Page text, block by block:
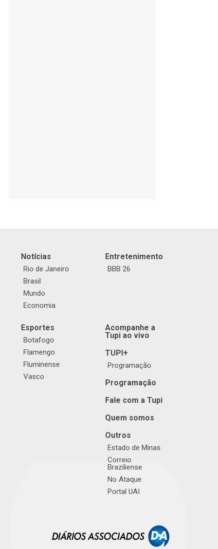
Notícias
Rio de Janeiro
Brasil
Mundo
Economia
Entretenimento
BBB 26
Esportes
Botafogo
Flamengo
Fluminense
Vasco
Acompanhe a
Tupi ao vivo
TUPI+
Programação
Programação
Fale com a Tupi
Quem somos
Outros
Estado de Minas
Correio
Braziliense
No Ataque
Portal UAI